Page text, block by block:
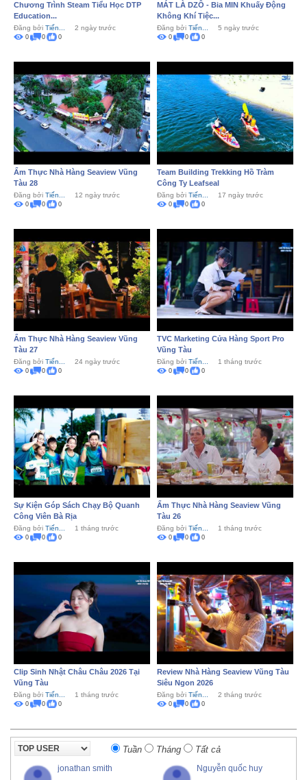
Chương Trình Steam Tiểu Học DTP
Education...
Đăng bởi Tiến... 2 ngày trước
0 0 0
MÁT LÀ DZÔ - Bia MIN Khuấy Động
Không Khí Tiệc...
Đăng bởi Tiến... 5 ngày trước
0 0 0
Ẩm Thực Nhà Hàng Seaview Vũng
Tàu 28
Đăng bởi Tiến... 12 ngày trước
0 0 0
Team Building Trekking Hồ Tràm
Công Ty Leafseal
Đăng bởi Tiến... 17 ngày trước
0 0 0
Ẩm Thực Nhà Hàng Seaview Vũng
Tàu 27
Đăng bởi Tiến... 24 ngày trước
0 0 0
TVC Marketing Cửa Hàng Sport Pro
Vũng Tàu
Đăng bởi Tiến... 1 tháng trước
0 0 0
Sự Kiện Góp Sách Chạy Bộ Quanh
Công Viên Bà Rịa
Đăng bởi Tiến... 1 tháng trước
0 0 0
Ẩm Thực Nhà Hàng Seaview Vũng
Tàu 26
Đăng bởi Tiến... 1 tháng trước
0 0 0
Clip Sinh Nhật Châu Châu 2026 Tại
Vũng Tàu
Đăng bởi Tiến... 1 tháng trước
0 0 0
Review Nhà Hàng Seaview Vũng Tàu
Siêu Ngon 2026
Đăng bởi Tiến... 2 tháng trước
0 0 0
Tuần Tháng Tất cả
jonathan smith Nguyễn quốc huy